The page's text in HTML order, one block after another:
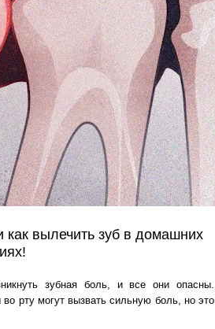
как вылечить зуб в домашних
зубная боль, и все они опасны.
рту могут вызвать сильную боль, но это